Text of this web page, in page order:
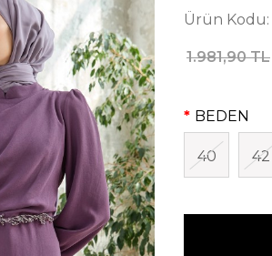
Ürün Kodu:
1.981,90 TL
BEDEN
40 42